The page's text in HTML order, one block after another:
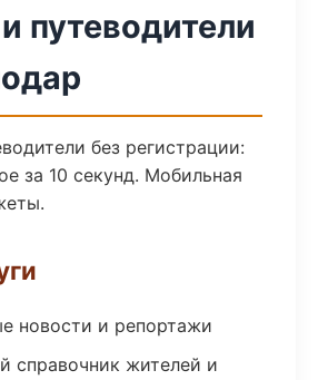
путеводители
без регистрации:
за 10 секунд. Мобильная
новости и репортажи
справочник жителей и